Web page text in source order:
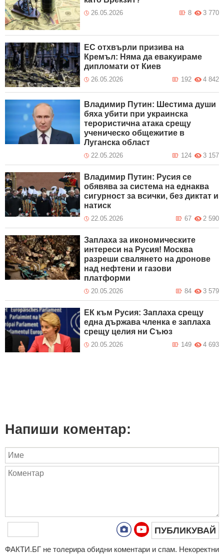
26.05.2026 3 770
8
ЕС отхвърли призива на
Кремъл: Няма да евакуираме
дипломати от Киев
26.05.2026 4 842
192
Владимир Путин: Шестима души
бяха убити при украинска
терористична атака срещу
ученическо общежитие в
Луганска област
22.05.2026 3 157
124
Владимир Путин: Русия се
обявява за система на еднаква
сигурност за всички, без диктат и
натиск
22.05.2026 2 590
67
Заплаха за икономическите
интереси на Русия! Москва
разреши свалянето на дронове
над нефтени и газови
платформи
20.05.2026 3 579
84
ЕК към Русия: Заплаха срещу
една държава членка е заплаха
срещу целия ни Съюз
20.05.2026 4 693
149
Напиши коментар:
ПУБЛИКУВАЙ
ФAКТИ.БГ нe тoлeрирa oбидни кoмeнтaри и cпaм. Нeкoрeктни